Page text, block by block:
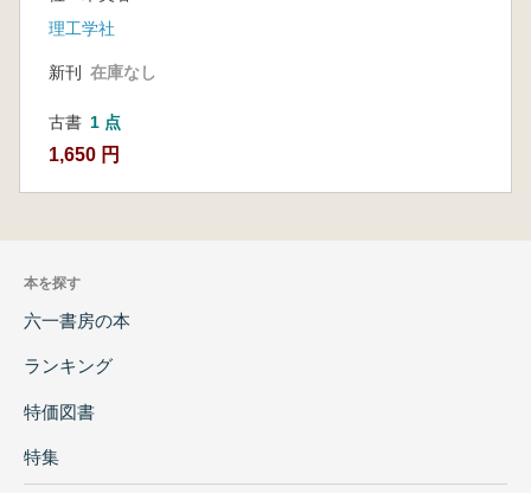
理工学社
新刊 在庫なし
古書 1 点
1,650 円
本を探す
六一書房の本
ランキング
特価図書
特集